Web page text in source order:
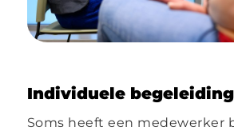
Individuele begeleiding
Soms heeft een medewerker